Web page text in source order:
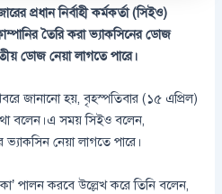
প্রধান নির্বাহী কর্মকর্তা (সিইও)
তৈরি করা ভ্যাকসিনের ডোজ
ডোজ নেয়া লাগতে পারে।
জানানো হয়, বৃহস্পতিবার (১৫ এপ্রিল)
বলেন।এ সময় সিইও বলেন,
ভ্যাকসিন নেয়া লাগতে পারে।
পালন করবে উল্লেখ করে তিনি বলেন,